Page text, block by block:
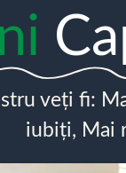
veți fi:
iubiți, Mai